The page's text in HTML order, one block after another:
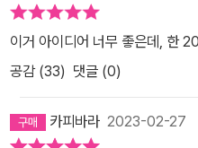
이거 아이디어 너무 좋은데, 한
공감 (33) 댓글 (0)
카피바라 2023-02-27